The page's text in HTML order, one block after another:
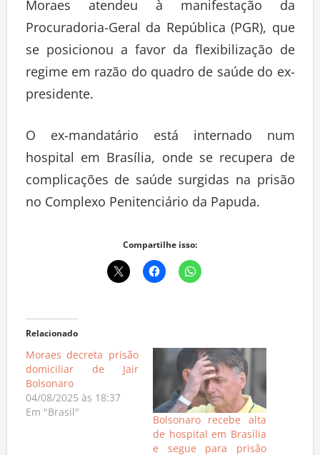
Moraes atendeu à manifestação da
Procuradoria-Geral da República (PGR), que
se posicionou a favor da flexibilização de
regime em razão do quadro de saúde do ex-
presidente.
O ex-mandatário está internado num
hospital em Brasília, onde se recupera de
complicações de saúde surgidas na prisão
no Complexo Penitenciário da Papuda.
Compartilhe isso:
Relacionado
Moraes decreta prisão
domiciliar de Jair
Bolsonaro
04/08/2025 às 18:37
Em "Brasil"
Bolsonaro recebe alta
de hospital em Brasília
e segue para prisão